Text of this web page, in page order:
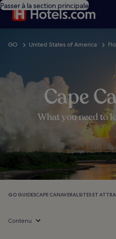
Passer à la section principale
GO United States of America
Cape
What you need to
GO GUIDESCAPE CANAVERAL SITES ET
Contenu